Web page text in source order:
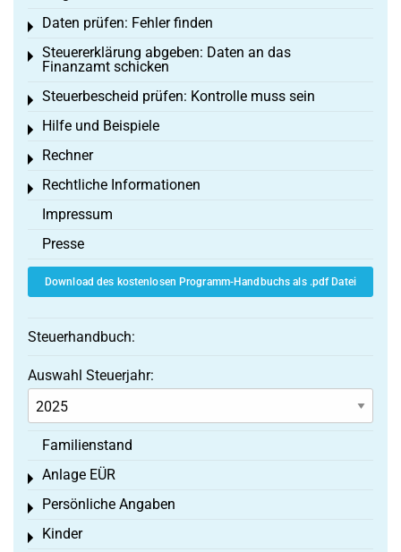
Daten prüfen: Fehler finden
Toggle menu
Steuererklärung abgeben: Daten an das
Finanzamt schicken
Toggle menu
Steuerbescheid prüfen: Kontrolle muss sein
Toggle menu
Hilfe und Beispiele
Toggle menu
Rechner
Toggle menu
Rechtliche Informationen
Toggle menu
Impressum
Presse
Download des kostenlosen Programm-Handbuchs als .pdf Datei
Steuerhandbuch:
Auswahl Steuerjahr:
Familienstand
Anlage EÜR
Toggle menu
Persönliche Angaben
Toggle menu
Kinder
Toggle menu